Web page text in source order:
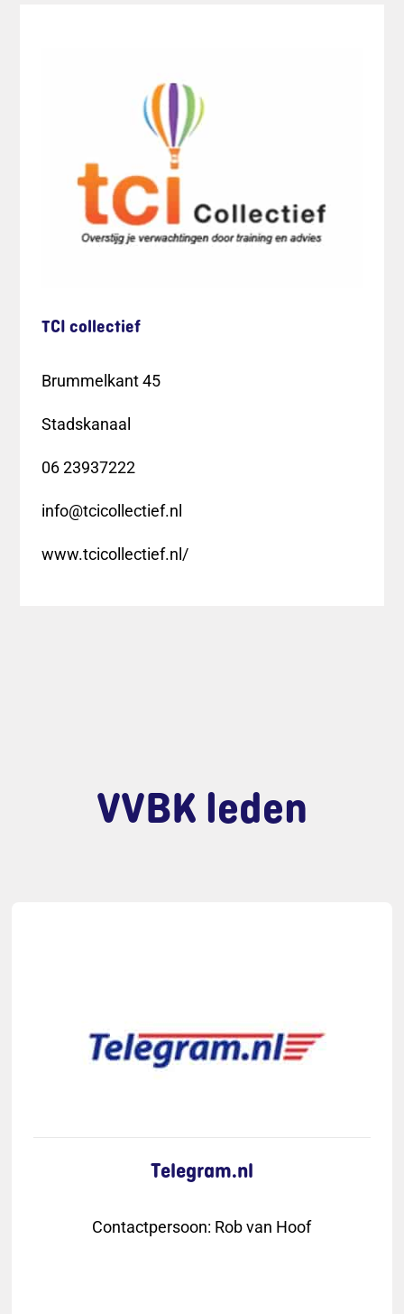
TCI collectief
Brummelkant 45
Stadskanaal
06 23937222
info@tcicollectief.nl
www.tcicollectief.nl/
VVBK leden
Telegram.nl
Contactpersoon: Rob van Hoof